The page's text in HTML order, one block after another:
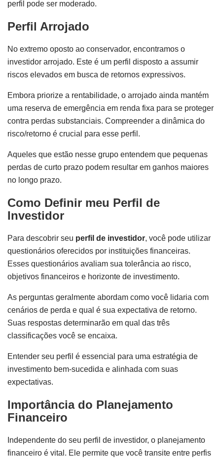
perfil pode ser moderado.
Perfil Arrojado
No extremo oposto ao conservador, encontramos o
investidor arrojado. Este é um perfil disposto a assumir
riscos elevados em busca de retornos expressivos.
Embora priorize a rentabilidade, o arrojado ainda mantém
uma reserva de emergência em renda fixa para se proteger
contra perdas substanciais. Compreender a dinâmica do
risco/retorno é crucial para esse perfil.
Aqueles que estão nesse grupo entendem que pequenas
perdas de curto prazo podem resultar em ganhos maiores
no longo prazo.
Como Definir meu Perfil de
Investidor
Para descobrir seu perfil de investidor, você pode utilizar
questionários oferecidos por instituições financeiras.
Esses questionários avaliam sua tolerância ao risco,
objetivos financeiros e horizonte de investimento.
As perguntas geralmente abordam como você lidaria com
cenários de perda e qual é sua expectativa de retorno.
Suas respostas determinarão em qual das três
classificações você se encaixa.
Entender seu perfil é essencial para uma estratégia de
investimento bem-sucedida e alinhada com suas
expectativas.
Importância do Planejamento
Financeiro
Independente do seu perfil de investidor, o planejamento
financeiro é vital. Ele permite que você transite entre perfis